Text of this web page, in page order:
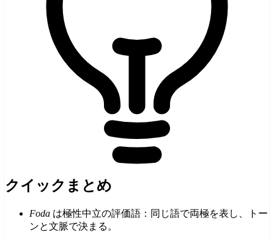
クイックまとめ
Foda は極性中立の評価語：同じ語で両極を表し、トー
ンと文脈で決まる。